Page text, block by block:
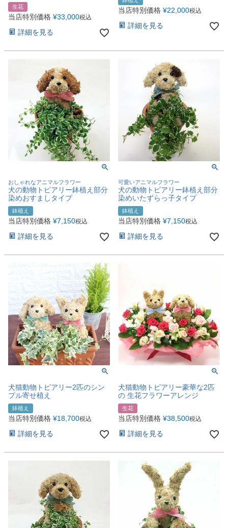
生花
当店特別価格 ¥33,000税込
詳細を見る
当店特別価格 ¥22,000税込
詳細を見る
おしゃれなアニマルフラワー
犬の動物トピアリー鉢植え部分
染めおすましタイプ
鉢植え
当店特別価格 ¥7,150税込
詳細を見る
可愛いアニマルフラワー
犬の動物トピアリー鉢植え部分
染めいたずらっ子タイプ
鉢植え
当店特別価格 ¥7,150税込
詳細を見る
犬猫動物トピアリー2匹のシン
プル寄せ植え
鉢植え
当店特別価格 ¥18,700税込
詳細を見る
犬猫動物トピアリー豪華な2匹
の 生花フラワーアレンジ
生花
当店特別価格 ¥38,500税込
詳細を見る